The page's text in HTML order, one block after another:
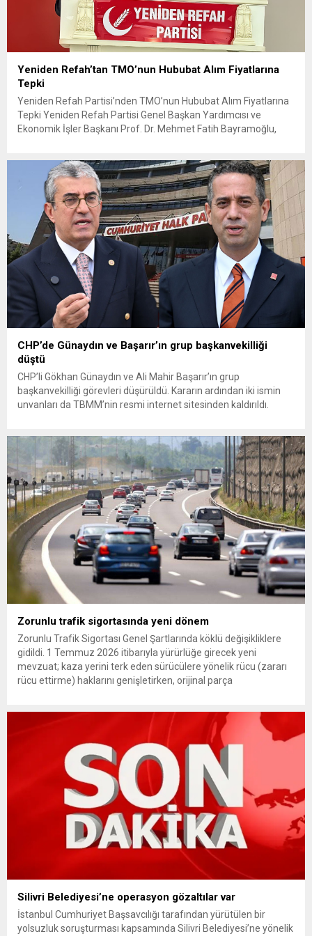
Yeniden Refah’tan TMO’nun Hububat Alım Fiyatlarına
Tepki
Yeniden Refah Partisi’nden TMO’nun Hububat Alım Fiyatlarına
Tepki Yeniden Refah Partisi Genel Başkan Yardımcısı ve
Ekonomik İşler Başkanı Prof. Dr. Mehmet Fatih Bayramoğlu,
fiyatların çiftçinin artan maliyetlerini karşılamaktan uzak
olduğunu savunarak fiyatların yeniden değerlendirilmesi
çağrısında...
CHP’de Günaydın ve Başarır’ın grup başkanvekilliği
düştü
CHP’li Gökhan Günaydın ve Ali Mahir Başarır’ın grup
başkanvekilliği görevleri düşürüldü. Kararın ardından iki ismin
unvanları da TBMM’nin resmi internet sitesinden kaldırıldı.
çıkarma cezası uygulanmak üzere Yüksek Disiplin Kurulu’na
(YDK) sevk edilen ve partideki tüm görevlerinden...
Zorunlu trafik sigortasında yeni dönem
Zorunlu Trafik Sigortası Genel Şartlarında köklü değişikliklere
gidildi. 1 Temmuz 2026 itibarıyla yürürlüğe girecek yeni
mevzuat; kaza yerini terk eden sürücülere yönelik rücu (zararı
rücu ettirme) haklarını genişletirken, orijinal parça
getiriyor. Hazine Müsteşarlığına bağlı ilgili kurumlarca...
Silivri Belediyesi’ne operasyon gözaltılar var
İstanbul Cumhuriyet Başsavcılığı tarafından yürütülen bir
yolsuzluk soruşturması kapsamında Silivri Belediyesi’ne yönelik